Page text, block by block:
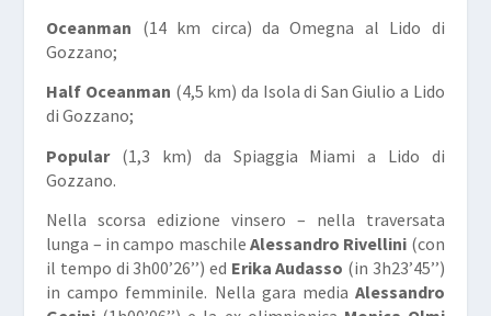
Oceanman (14 km circa) da Omegna al Lido di
Gozzano;
Half Oceanman (4,5 km) da Isola di San Giulio a Lido
di Gozzano;
Popular(1,3 km) da Spiaggia Miami a Lido di
Gozzano.
Nella scorsa edizione vinsero – nella traversata
lunga – in campo maschile Alessandro Rivellini (con
il tempo di 3h00’26’’) ed Erika Audasso (in 3h23’45’’)
in campo femminile. Nella gara media Alessandro